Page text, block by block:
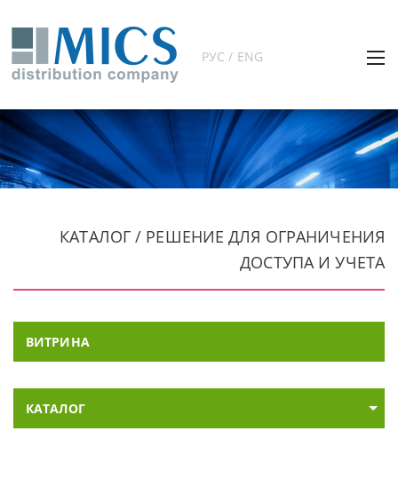
РУС / ENG
КАТАЛОГ / РЕШЕНИЕ ДЛЯ ОГРАНИЧЕНИЯ
ДОСТУПА И УЧЕТА
ВИТРИНА
КАТАЛОГ